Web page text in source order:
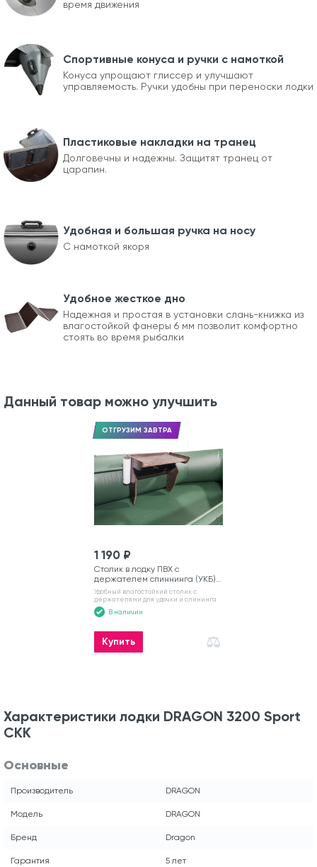
время движения
Спортивные конуса и ручки с намоткой
Конуса упрощают глиссер и улучшают
управляемость. Ручки удобны при переноски лодки
Пластиковые накладки на транец
Долговечны и надежны. Защитят транец от
царапин.
Удобная и большая ручка на носу
С намоткой якоря
Удобное жесткое дно
Надежная и простая в установки слань-книжка из
влагостойкой фанеры 6 мм позволит комфортно
стоять во время рыбалки
Данный товар можно улучшить
ОТГРУЗИМ ЗАВТРА
1 190 ₽
Столик в лодку ПВХ с
держателем спиннинга (УКБ)
№6
Удобный влагостойкий столик с
держателями для удочки и спининга
В наличии
Купить
Характеристики лодки DRAGON 3200 Sport
СКК
Основные
Производитель DRAGON
Модель DRAGON
Бренд Dragon
Гарантия 5 лет